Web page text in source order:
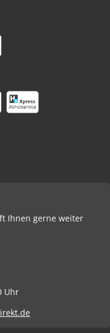
Ihnen gerne weiter
Uhr